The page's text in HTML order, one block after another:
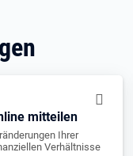
mitteilen
Ihrer
Verhältnisse